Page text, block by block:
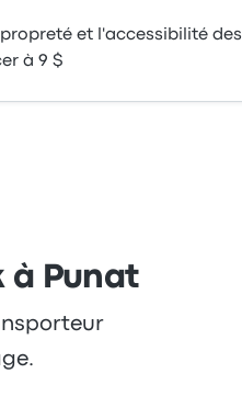
et l'accessibilité des
à 9 $
à Punat